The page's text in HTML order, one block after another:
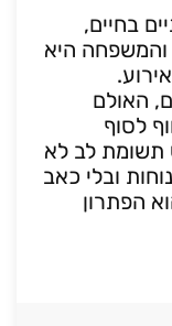
בחיים,
והמשפחה היא
האולם
לסוף
תשומת לב לא
ובלי כאב
הפתרון